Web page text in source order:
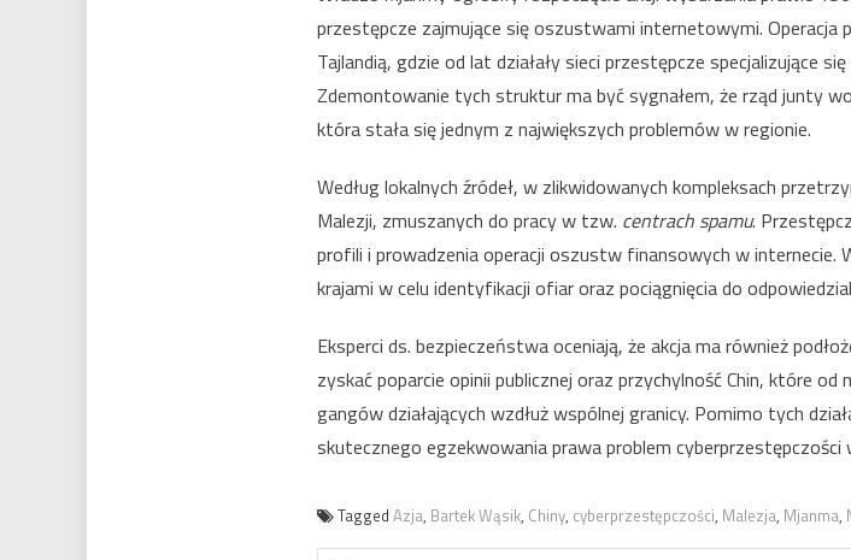
z
oszustami
przestępcze zajmujące się oszustwami internetowymi.
Tajlandią, gdzie od lat działały sieci przestępcze specjalizujące
Zdemontowanie tych struktur ma być sygnałem, że rząd junty
która stała się jednym z największych problemów w regionie.
Według lokalnych źródeł, w zlikwidowanych kompleksach
Malezji, zmuszanych do pracy w tzw. centrach spamu.
profili i prowadzenia operacji oszustw finansowych w internecie.
krajami w celu identyfikacji ofiar oraz pociągnięcia do
Eksperci ds. bezpieczeństwa oceniają, że akcja ma również
zyskać poparcie opinii publicznej oraz przychylność Chin, które od
gangów działających wzdłuż wspólnej granicy. Pomimo tych
skutecznego egzekwowania prawa problem
Tagged Azja, Bartek Wąsik, Chiny, cyberprzestępczości, Malezja, Mjanma,